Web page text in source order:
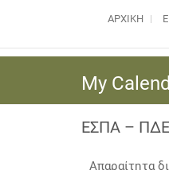
ΑΡΧΙΚΗ
My
ΕΣΠΑ – ΠΔΕ
Απαραίτητα